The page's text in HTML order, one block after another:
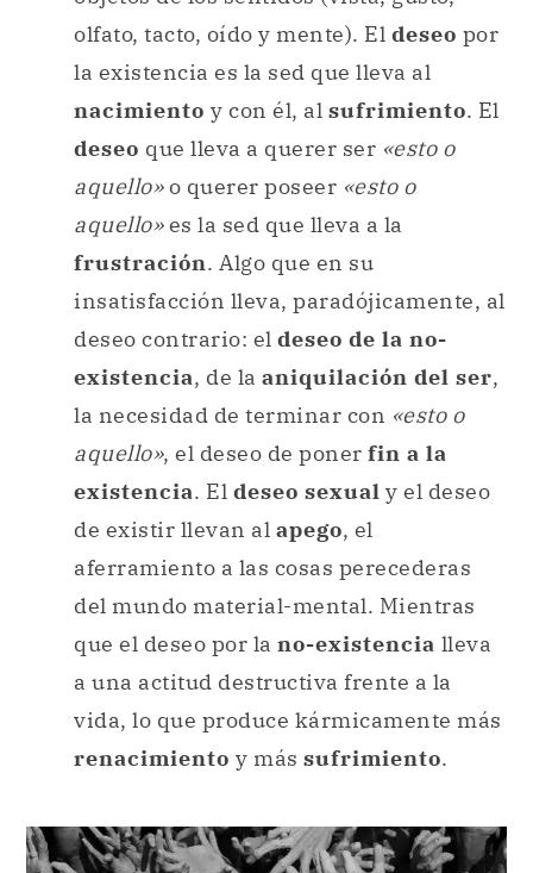
olfato, tacto, oído y mente). El deseo por
la existencia es la sed que lleva al
nacimiento y con él, al sufrimiento. El
deseo que lleva a querer ser «esto o
aquello»o querer poseer «esto o
aquello»es la sed que lleva a la
frustración. Algo que en su
insatisfacción lleva, paradójicamente, al
deseo contrario: el deseo de la no-
existencia, de la aniquilación del ser,
la necesidad de terminar con «esto o
aquello», el deseo de poner fin a la
existencia. El deseo sexual y el deseo
de existir llevan al apego, el
aferramiento a las cosas perecederas
del mundo material-mental. Mientras
que el deseo por la no-existencia lleva
a una actitud destructiva frente a la
vida, lo que produce kármicamente más
renacimiento y más sufrimiento.